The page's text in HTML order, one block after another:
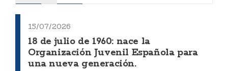
15/07/2026
18 de julio de 1960: nace la
Organización Juvenil Española para
una nueva generación.